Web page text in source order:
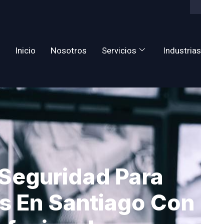
Inicio Nosotros Servicios Industrias
Para
En Santiago Con